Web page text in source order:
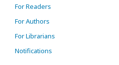
For Readers
For Authors
For Librarians
Notifications